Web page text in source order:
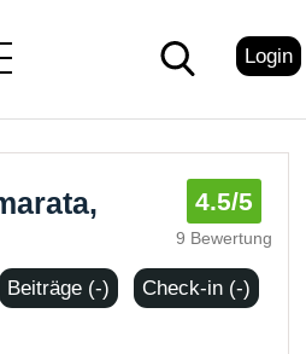
Login
4.5/5
9 Bewertung
Beiträge (-) Check-in (-)